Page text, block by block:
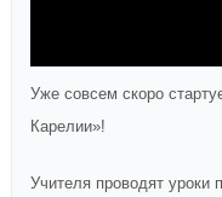
Уже совсем скоро
Карелии»!
Учителя проводят